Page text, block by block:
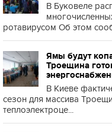
В Буковеле
ротавирусом Об этом
Ямы будут
Троещина
В Киеве
сезон для массива
теплоэлектроце...